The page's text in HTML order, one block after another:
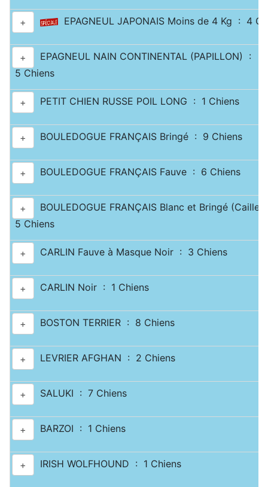
+ EPAGNEUL JAPONAIS Moins de 4 Kg : 4
+
EPAGNEUL NAIN CONTINENTAL (PAPILLON) :
5 Chiens
+ PETIT CHIEN RUSSE POIL LONG : 1 Chiens
+ BOULEDOGUE FRANÇAIS Bringé : 9 Chiens
+ BOULEDOGUE FRANÇAIS Fauve : 6 Chiens
+
BOULEDOGUE FRANÇAIS Blanc et Bringé
5 Chiens
+ CARLIN Fauve à Masque Noir : 3 Chiens
+ CARLIN Noir : 1 Chiens
+ BOSTON TERRIER : 8 Chiens
+ LEVRIER AFGHAN : 2 Chiens
+ SALUKI : 7 Chiens
+ BARZOI : 1 Chiens
+ IRISH WOLFHOUND : 1 Chiens